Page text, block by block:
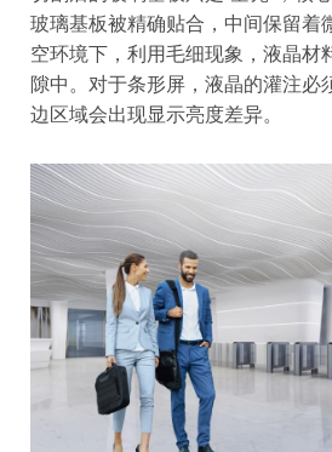
玻璃基板被精确贴合，中间保留着
空环境下，利用毛细现象，液晶材
隙中。对于条形屏，液晶的灌注必
边区域会出现显示亮度差异。